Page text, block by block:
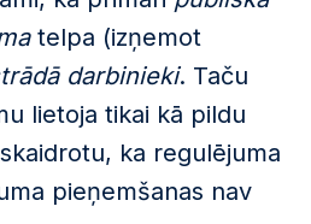
telpa (izņemot
darbinieki. Taču
lietoja tikai kā pildu
ka regulējuma
pieņemšanas nav